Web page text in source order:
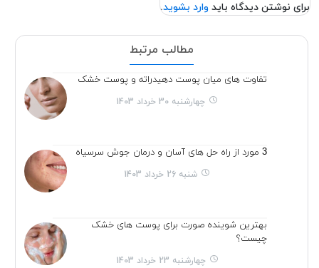
برای نوشتن دیدگاه باید وارد بشوید.
مطالب مرتبط
تفاوت های میان پوست دهیدراته و پوست خشک
چهارشنبه 30 خرداد 1403
3 مورد از راه حل های آسان و درمان جوش سرسیاه
شنبه 26 خرداد 1403
بهترین شوینده صورت برای پوست های خشک
چیست؟
چهارشنبه 23 خرداد 1403